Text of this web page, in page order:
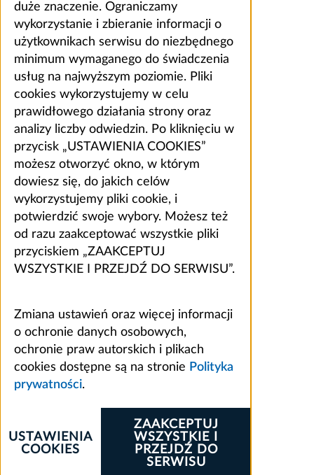
duże znaczenie. Ograniczamy
wykorzystanie i zbieranie informacji o
użytkownikach serwisu do niezbędnego
minimum wymaganego do świadczenia
usług na najwyższym poziomie. Pliki
cookies wykorzystujemy w celu
prawidłowego działania strony oraz
analizy liczby odwiedzin. Po kliknięciu w
przycisk „USTAWIENIA COOKIES”
możesz otworzyć okno, w którym
dowiesz się, do jakich celów
wykorzystujemy pliki cookie, i
potwierdzić swoje wybory. Możesz też
od razu zaakceptować wszystkie pliki
przyciskiem „ZAAKCEPTUJ
WSZYSTKIE I PRZEJDŹ DO SERWISU”.
Zmiana ustawień oraz więcej informacji
o ochronie danych osobowych,
ochronie praw autorskich i plikach
cookies dostępne są na stronie Polityka
prywatności.
ZAAKCEPTUJ
WSZYSTKIE I
PRZEJDŹ DO
SERWISU
USTAWIENIA
COOKIES